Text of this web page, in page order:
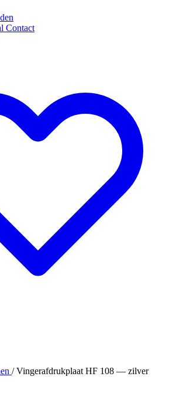
Contact
/ Vingerafdrukplaat HF 108 — zilver